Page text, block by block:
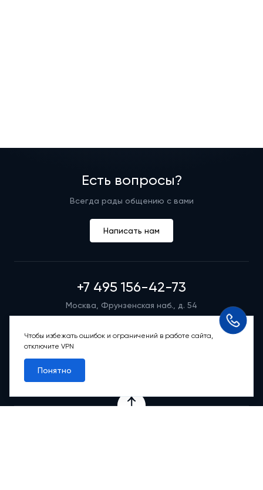
Есть вопросы?
Всегда рады общению с вами
Написать нам
+7 495 156-42-73
Москва, Фрунзенская наб., д. 54
Пн-вс: 9:00 – 21:00
Чтобы избежать ошибок и ограничений в работе сайта,
отключите VPN
Понятно